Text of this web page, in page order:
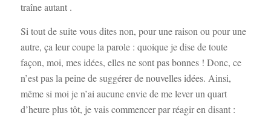
traîne autant .
Si tout de suite vous dites non, pour une raison ou pour une
autre, ça leur coupe la parole : quoique je dise de toute
façon, moi, mes idées, elles ne sont pas bonnes ! Donc, ce
n’est pas la peine de suggérer de nouvelles idées. Ainsi,
même si moi je n’ai aucune envie de me lever un quart
d’heure plus tôt, je vais commencer par réagir en disant :